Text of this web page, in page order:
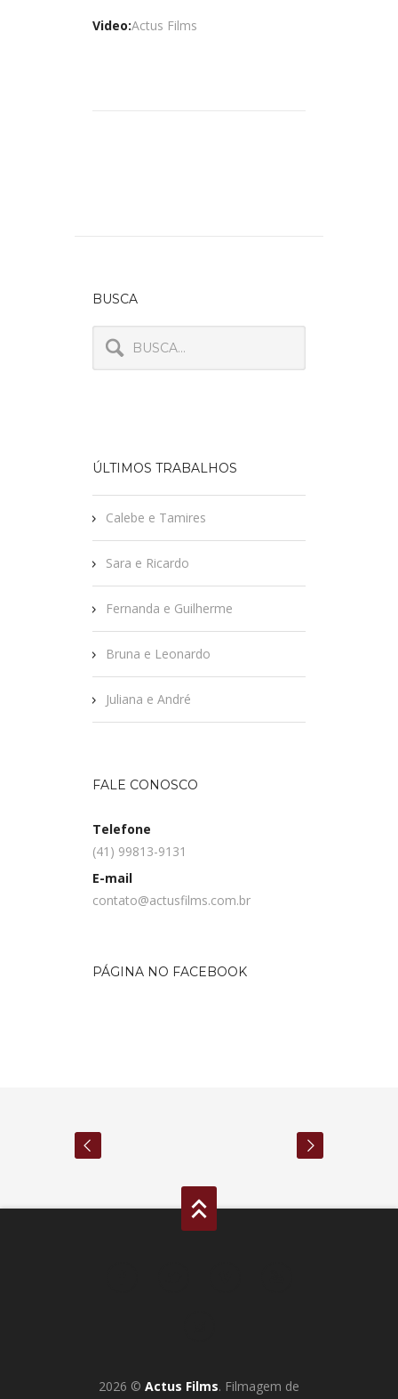
Video:Actus Films
BUSCA
ÚLTIMOS TRABALHOS
Calebe e Tamires
Sara e Ricardo
Fernanda e Guilherme
Bruna e Leonardo
Juliana e André
FALE CONOSCO
Telefone
(41) 99813-9131
E-mail
contato@actusfilms.com.br
PÁGINA NO FACEBOOK
2026 © Actus Films. Filmagem de